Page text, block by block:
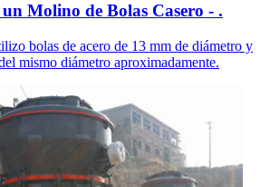
Molino de Bolas Casero - .
bolas de acero de 13 mm de diámetro y
mismo diámetro aproximadamente.